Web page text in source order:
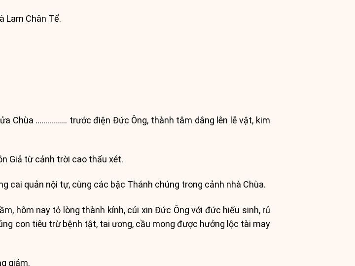
Lam Chân Tể.
Chùa ……………. trước điện Đức Ông, thành tâm dâng lên lễ vật, kim
Giả từ cảnh trời cao thấu xét.
cai quản nội tự, cùng các bậc Thánh chúng trong cảnh nhà Chùa.
hôm nay tỏ lòng thành kính, cúi xin Đức Ông với đức hiếu sinh, rủ
con tiêu trừ bệnh tật, tai ương, cầu mong được hưởng lộc tài may
giám.